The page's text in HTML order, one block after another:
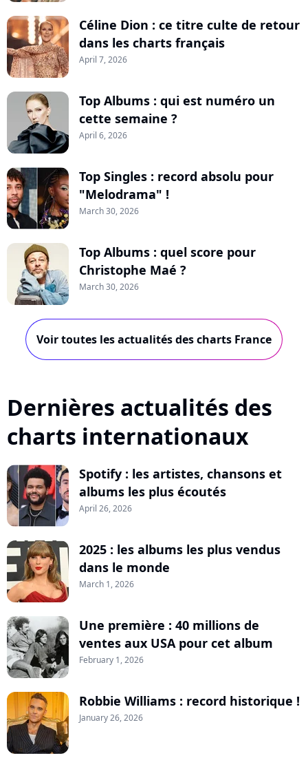
Céline Dion : ce titre culte de retour
dans les charts français
April 7, 2026
Top Albums : qui est numéro un
cette semaine ?
April 6, 2026
Top Singles : record absolu pour
"Melodrama" !
March 30, 2026
Top Albums : quel score pour
Christophe Maé ?
March 30, 2026
Voir toutes les actualités des charts France
Dernières actualités des
charts internationaux
Spotify : les artistes, chansons et
albums les plus écoutés
April 26, 2026
2025 : les albums les plus vendus
dans le monde
March 1, 2026
Une première : 40 millions de
ventes aux USA pour cet album
February 1, 2026
Robbie Williams : record historique !
January 26, 2026